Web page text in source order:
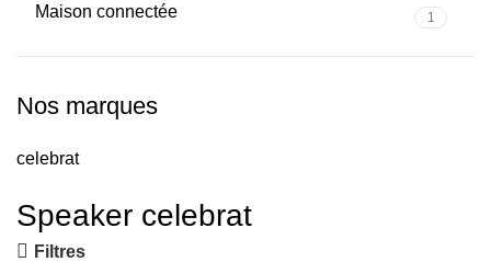
Maison connectée 1
Nos marques
celebrat
Speaker celebrat
Filtres